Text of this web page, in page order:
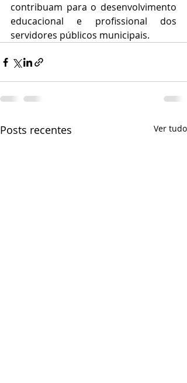
contribuam para o desenvolvimento
educacional e profissional dos
servidores públicos municipais.
Posts recentes Ver tudo